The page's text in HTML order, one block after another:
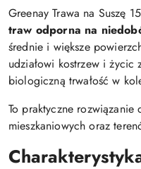
Greenay Trawa na Suszę
traw odporna na
średnie i większe
udziałowi kostrzew i życic
biologiczną trwałość w
To praktyczne
mieszkaniowych oraz